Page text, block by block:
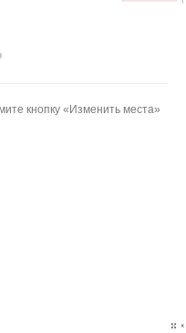
кнопку «Изменить места»